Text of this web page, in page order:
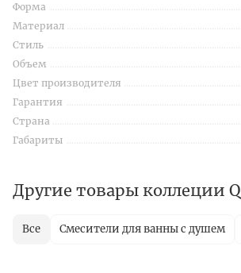
Форма
Материал
Стиль
Объем
Цвет производителя
Гарантия
Страна
Габариты
Другие товары коллеции Q
Все Смесители для ванны с душем